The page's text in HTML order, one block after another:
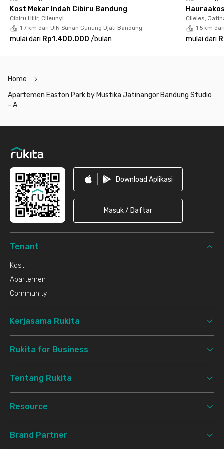
cleaning, kolam renang, hingga gym yang bisa kamu gunakan.
Kamu pun bisa menggunakan area parkirnya apabila membawa
membawa kendaraan pribadi serta keamanan juga sudah
terjamin karena dilengkapi CCTV dan tim security. Lengkap
Kost Mekar Indah Cibiru Bandung
Cibiru Hilir, Cileunyi
1.7 km dari UIN Sunan Gunung Djati Bandung
mulai dari Rp1.400.000 /bulan
Cileles,
1.5 km
mulai dari
Home
Apartemen Easton Park by Mustika Jatinangor Bandung Studio
- A
Download Aplikasi
Masuk / Daftar
Tenant
Kost
Apartemen
Community
Kerjasama Rukita
Rukita for Business
Tentang Rukita
Resource
Brand Partner